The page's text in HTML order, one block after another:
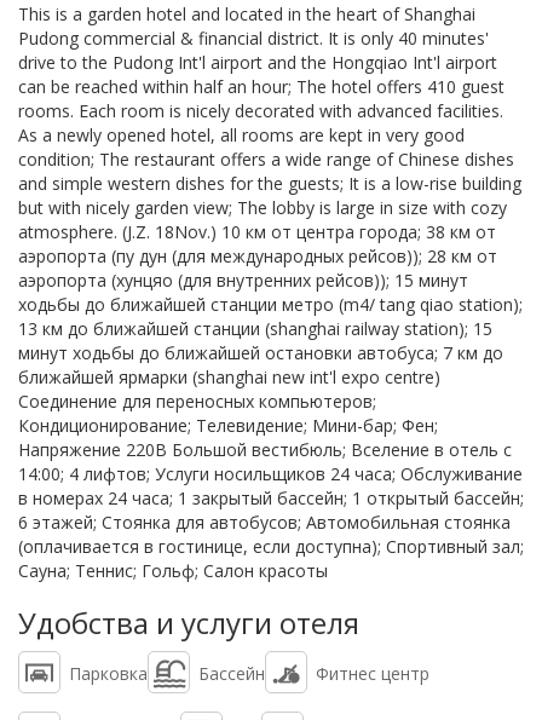
This is a garden hotel and located in the heart of Shanghai
Pudong commercial & financial district. It is only 40 minutes'
drive to the Pudong Int'l airport and the Hongqiao Int'l airport
can be reached within half an hour; The hotel offers 410 guest
rooms. Each room is nicely decorated with advanced facilities.
As a newly opened hotel, all rooms are kept in very good
condition; The restaurant offers a wide range of Chinese dishes
and simple western dishes for the guests; It is a low-rise building
but with nicely garden view; The lobby is large in size with cozy
atmosphere. (J.Z. 18Nov.) 10 км от центра города; 38 км от
аэропорта (пу дун (для международных рейсов)); 28 км от
аэропорта (хунцяо (для внутренних рейсов)); 15 минут
ходьбы до ближайшей станции метро (m4/ tang qiao station);
13 км до ближайшей станции (shanghai railway station); 15
минут ходьбы до ближайшей остановки автобуса; 7 км до
ближайшей ярмарки (shanghai new int'l expo centre)
Соединение для переносных компьютеров;
Кондиционирование; Телевидение; Мини-бар; Фен;
Напряжение 220В Большой вестибюль; Вселение в отель с
14:00; 4 лифтов; Услуги носильщиков 24 часа; Обслуживание
в номерах 24 часа; 1 закрытый бассейн; 1 открытый бассейн;
6 этажей; Стоянка для автобусов; Автомобильная стоянка
(оплачивается в гостинице, если доступна); Спортивный зал;
Сауна; Теннис; Гольф; Салон красоты
Удобства и услуги отеля
Парковка Бассейн Фитнес центр